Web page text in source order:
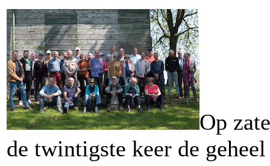
Op
de twintigste keer de